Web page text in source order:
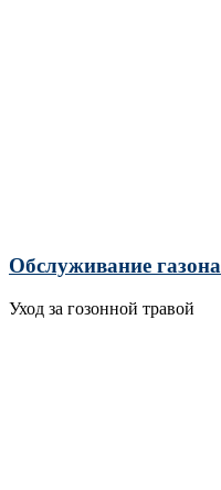
Обслуживание газона
Уход за гозонной травой